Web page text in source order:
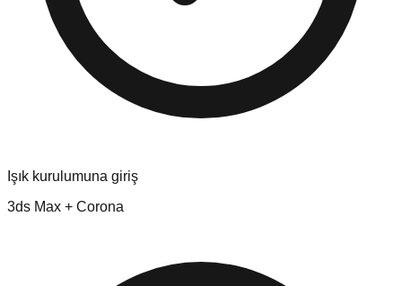
Işık kurulumuna giriş
3ds Max + Corona